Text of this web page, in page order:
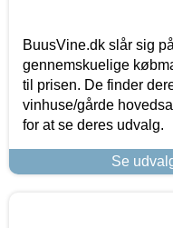
BuusVine.dk slår sig
gennemskuelige
til prisen. De finder
vinhuse/gårde
for at se deres udvalg.
Se